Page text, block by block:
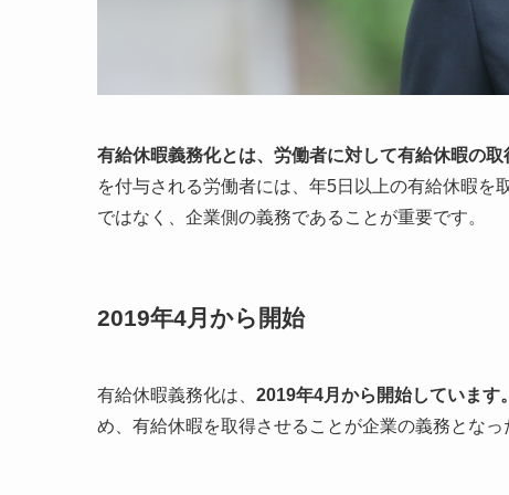
有給休暇義務化とは、労働者に対して有給休暇の取
を付与される労働者には、年5日以上の有給休暇を
ではなく、企業側の義務であることが重要です。
2019年4月から開始
有給休暇義務化は、 2019年4月から開始しています。
め、有給休暇を取得させることが企業の義務となっ